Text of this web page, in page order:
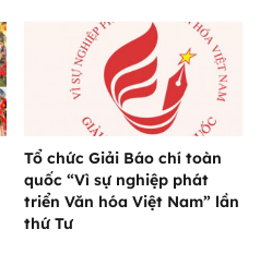
Tổ chức Giải Báo chí toàn
quốc “Vì sự nghiệp phát
triển Văn hóa Việt Nam” lần
thứ Tư